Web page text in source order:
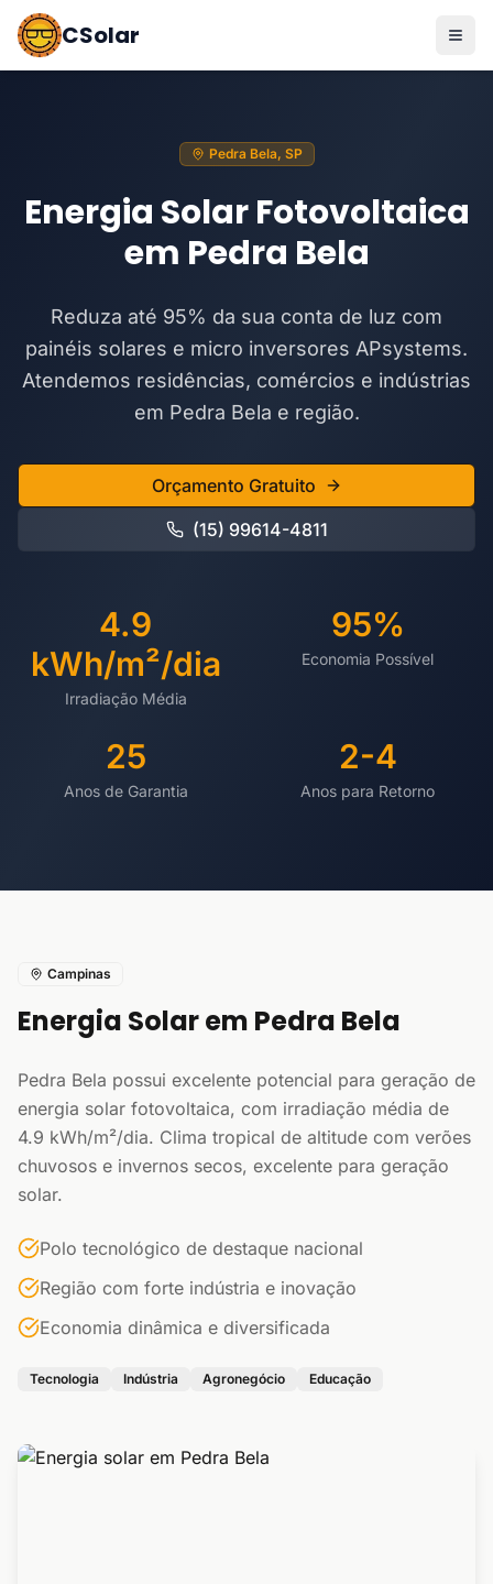
CSolar
Pedra Bela, SP
Energia Solar Fotovoltaica
em Pedra Bela
Reduza até 95% da sua conta de luz com
painéis solares e micro inversores APsystems.
Atendemos residências, comércios e indústrias
em Pedra Bela e região.
Orçamento Gratuito
(15) 99614-4811
4.9
kWh/m²/dia
Irradiação Média
95%
Economia Possível
25
Anos de Garantia
2-4
Anos para Retorno
Campinas
Energia Solar em Pedra Bela
Pedra Bela possui excelente potencial para geração de
energia solar fotovoltaica, com irradiação média de
4.9 kWh/m²/dia. Clima tropical de altitude com verões
chuvosos e invernos secos, excelente para geração
solar.
Polo tecnológico de destaque nacional
Região com forte indústria e inovação
Economia dinâmica e diversificada
Tecnologia Indústria Agronegócio Educação